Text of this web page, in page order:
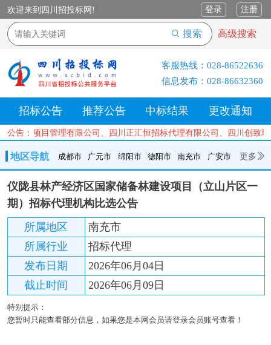
欢迎来到四川招投标网! 登录 注册
搜索 高级搜索
客服热线： 028-86522636
信息发布： 028-86632360
招标公告 推荐公告 中标结果 更改通知
公告：项目管理有限公司、四川正汇恒招标代理有限公司、四川
地区导航 成都市 广元市 绵阳市 德阳市 南充市 广安市 更多
成都市 广元市 绵阳市 德阳市 南充市 广安市
遂宁市
内江市
乐山市 自贡市 泸州市
达州市
资阳市 眉山市 雅安市 阿坝州 甘孜州 凉山州
仪陇县林产经济区国家储备林建设项目（立山片区一
期）招标代理机构比选公告
所属地区
南充市
所属行业
招标代理
发布日期
2026年06月04日
截止时间
2026年06月09日
特别提示：
您暂时只能查看部分信息，如果您是本网会员请登录会员账号查看！